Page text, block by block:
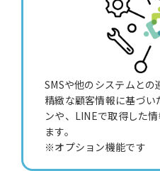
SMSや他のシステムとの
精緻な顧客情報に基づ
ンや、LINEで取得した
ます。
※オプション機能です